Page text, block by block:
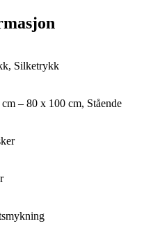
Silketrykk
– 80 x 100 cm, Stående